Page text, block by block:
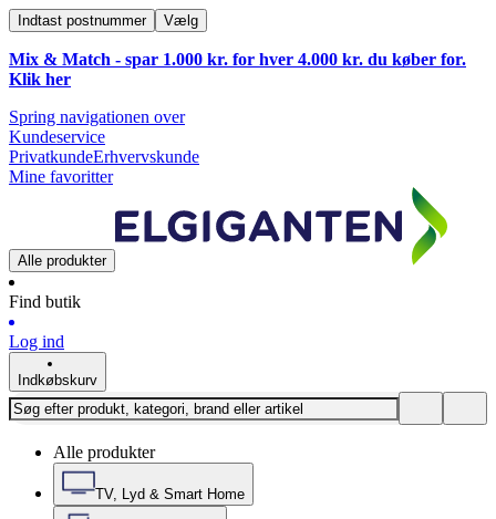
Indtast postnummer Vælg
Mix & Match - spar 1.000 kr. for hver 4.000 kr. du køber for.
Klik her
Spring navigationen over
Kundeservice
PrivatkundeErhvervskunde
Mine favoritter
Alle produkter
Find butik
Log ind
Indkøbskurv
Alle produkter
TV, Lyd & Smart Home